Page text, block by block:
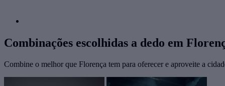
Combinações escolhidas a dedo em
Combine o melhor que Florença tem para oferecer e aproveite a